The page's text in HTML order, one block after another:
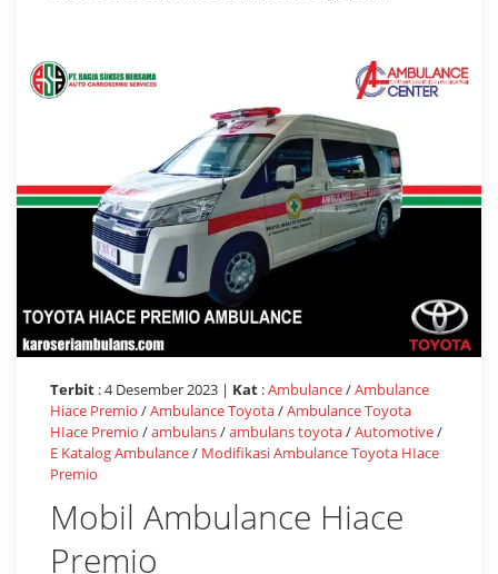
Terbit : 4 Desember 2023 | Kat :Ambulance/Ambulance
Hiace Premio /Ambulance Toyota/Ambulance Toyota
HIace Premio /ambulans/ambulans toyota/Automotive/
E Katalog Ambulance/ Modifikasi Ambulance Toyota HIace
Premio
Mobil Ambulance Hiace
Premio